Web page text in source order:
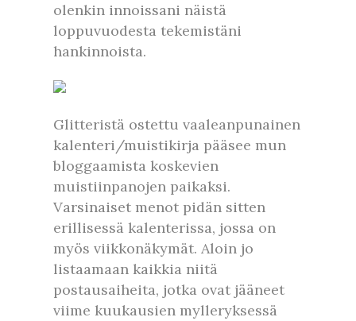
olenkin innoissani näistä
loppuvuodesta tekemistäni
hankinnoista.
Glitteristä ostettu vaaleanpunainen
kalenteri/muistikirja pääsee mun
bloggaamista koskevien
muistiinpanojen paikaksi.
Varsinaiset menot pidän sitten
erillisessä kalenterissa, jossa on
myös viikkonäkymät. Aloin jo
listaamaan kaikkia niitä
postausaiheita, jotka ovat jääneet
viime kuukausien mylleryksessä